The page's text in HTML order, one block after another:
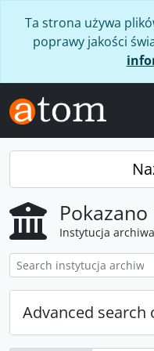
Ta strona używa
poprawy jakości
Instytucja
Advanced search